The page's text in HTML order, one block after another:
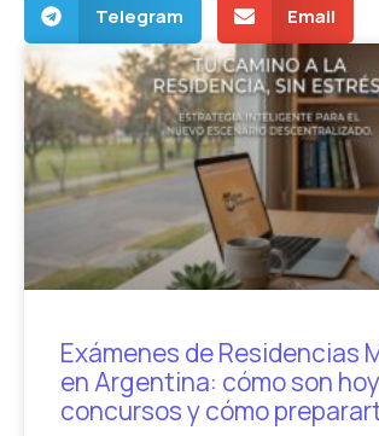
Telegram Email
Exámenes de Residencias
en Argentina: cómo son
concursos y cómo